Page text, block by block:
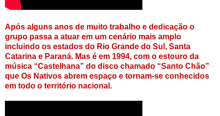
Após alguns anos de muito trabalho e dedicação o
grupo passa a atuar em um cenário mais amplo
incluindo os estados do Rio Grande do Sul, Santa
Catarina e Paraná. Mas é em 1994, com o estouro da
música “Castelhana” do disco chamado “Santo Chão”
que Os Nativos abrem espaço e tornam-se conhecidos
em todo o território nacional.